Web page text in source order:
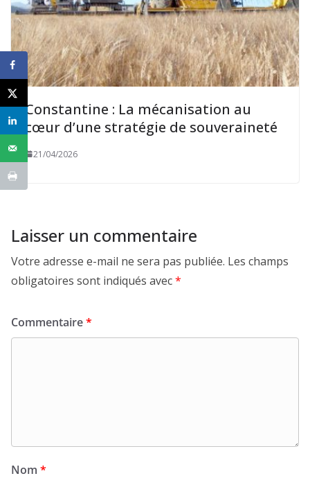
Constantine : La mécanisation au
cœur d’une stratégie de souveraineté
21/04/2026
Laisser un commentaire
Votre adresse e-mail ne sera pas publiée. Les champs
obligatoires sont indiqués avec*
Commentaire*
Nom *